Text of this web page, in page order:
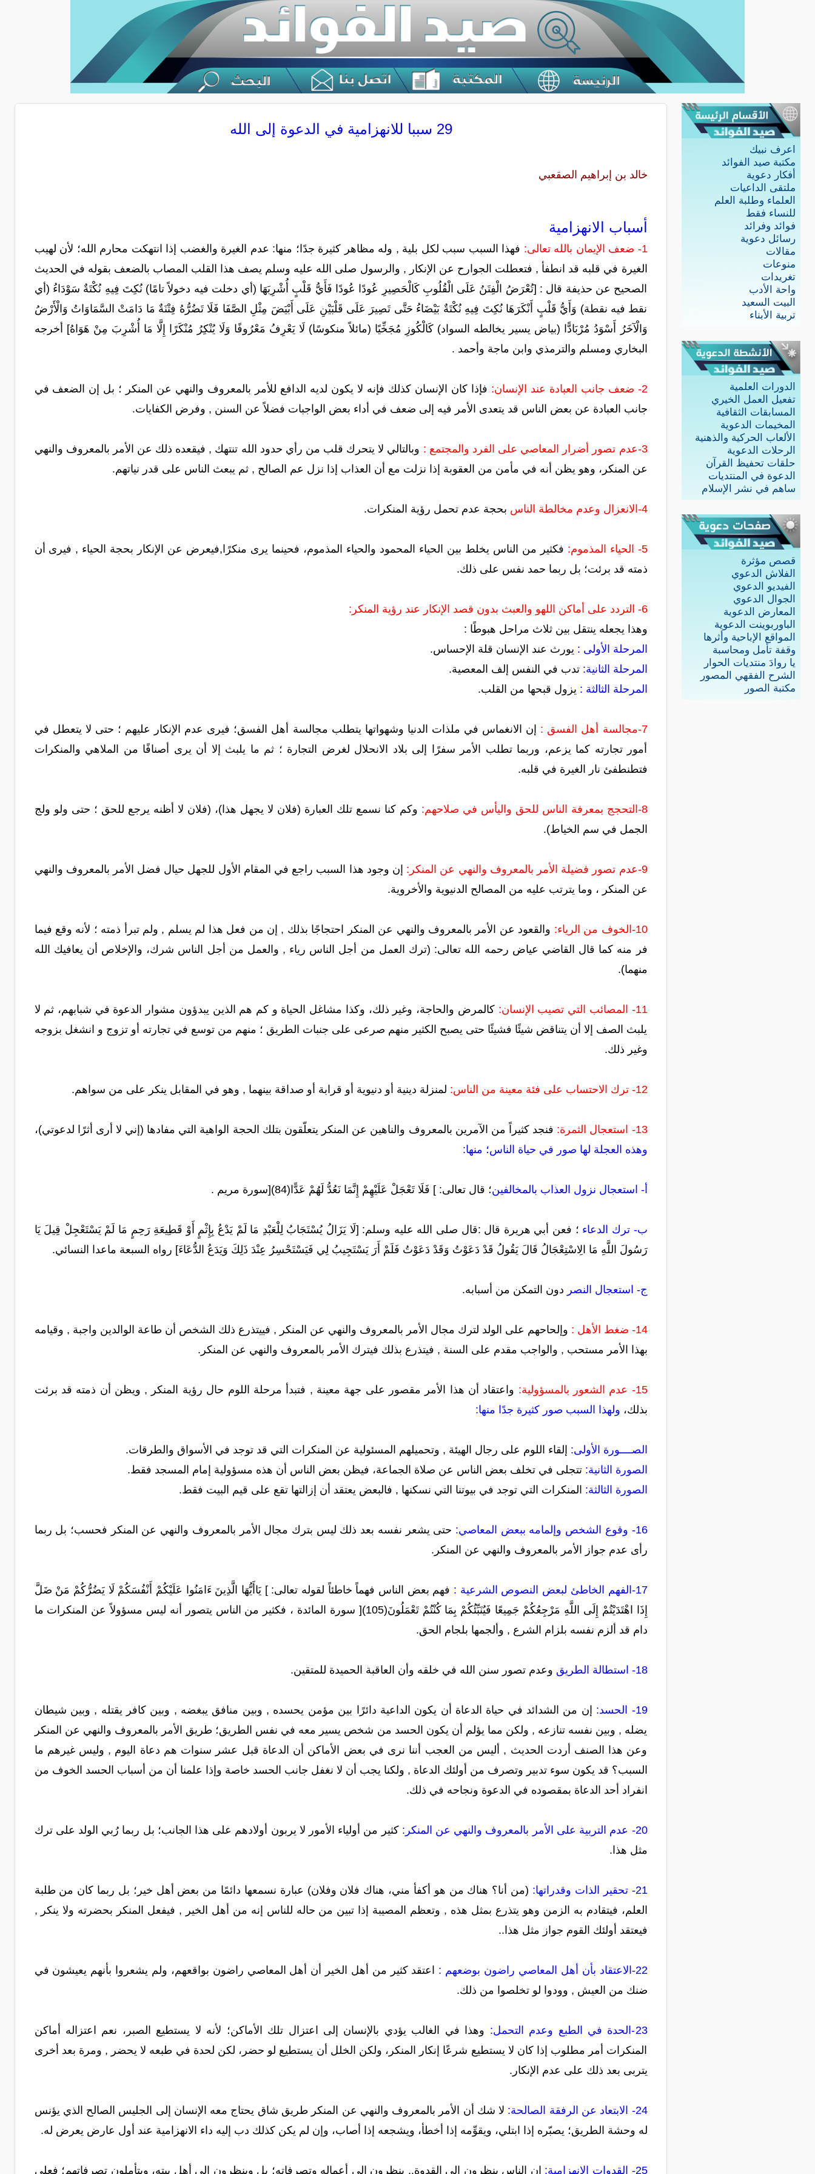
اعرف نبيك
مكتبة صيد الفوائد
أفكار دعوية
ملتقى الداعيات
العلماء وطلبة العلم
للنساء فقط
فوائد وفرائد
رسائل دعوية
مقالات
منوعات
تغريدات
واحة الأدب
البيت السعيد
تربية الأبناء
الدورات العلمية
تفعيل العمل الخيري
المسابقات الثقافية
المخيمات الدعوية
الألعاب الحركية والذهنية
الرحلات الدعوية
حلقات تحفيظ القرآن
الدعوة في المنتديات
ساهم في نشر الإسلام
قصص مؤثرة
الفلاش الدعوي
الفيديو الدعوي
الجوال الدعوي
المعارض الدعوية
الباوربوينت الدعوية
المواقع الإباحية وأثرها
وقفة تأمل ومحاسبة
يا روادَ منتديات الحوار
الشرح الفقهي المصور
مكتبة الصور
29 سببا للانهزامية في الدعوة إلى الله
خالد بن إبراهيم الصقعبي
أسباب الانهزامية
1- ضعف الإيمان بالله تعالى:
فهذا السبب سبب لكل بلية , وله مظاهر كثيرة جدًا؛ منها: عدم الغيرة والغضب إذا انتهكت محارم الله؛ لأن لهيب
الغيرة في قلبه قد انطفأ , فتعطلت الجوارح عن الإنكار , والرسول صلى الله عليه وسلم يصف هذا القلب المصاب بالضعف بقوله في الحديث
الصحيح عن حذيفة قال : [تُعْرَضُ الْفِتَنُ عَلَى الْقُلُوبِ كَالْحَصِيرِ عُودًا عُودًا فَأَيُّ قَلْبٍ أُشْرِبَهَا (أي دخلت فيه دخولاً تامًا) نُكِتَ فِيهِ نُكْتَةٌ سَوْدَاءُ (أي
نقط فيه نقطة) وَأَيُّ قَلْبٍ أَنْكَرَهَا نُكِتَ فِيهِ نُكْتَةٌ بَيْضَاءُ حَتَّى تَصِيرَ عَلَى قَلْبَيْنِ عَلَى أَبْيَضَ مِثْلِ الصَّفَا فَلَا تَضُرُّهُ فِتْنَةٌ مَا دَامَتْ السَّمَاوَاتُ وَالْأَرْضُ
وَالْآخَرُ أَسْوَدُ مُرْبَادًّا (بياض يسير يخالطه السواد) كَالْكُوزِ مُجَخِّيًا (مائلاً منكوسًا) لَا يَعْرِفُ مَعْرُوفًا وَلَا يُنْكِرُ مُنْكَرًا إِلَّا مَا أُشْرِبَ مِنْ هَوَاهُ] أخرجه
البخاري ومسلم والترمذي وابن ماجة وأحمد .
2- ضعف جانب العبادة عند الإنسان:
فإذا كان الإنسان كذلك فإنه لا يكون لديه الدافع للأمر بالمعروف والنهي عن المنكر ؛ بل إن الضعف في
جانب العبادة عن بعض الناس قد يتعدى الأمر فيه إلى ضعف في أداء بعض الواجبات فضلاً عن السنن , وفرض الكفايات.
3-عدم تصور أضرار المعاصي على الفرد والمجتمع :
وبالتالي لا يتحرك قلب من رأي حدود الله تنتهك , فيقعده ذلك عن الأمر بالمعروف والنهي
عن المنكر، وهو يظن أنه في مأمن من العقوبة إذا نزلت مع أن العذاب إذا نزل عم الصالح , ثم يبعث الناس على قدر نياتهم.
4-الانعزال وعدم مخالطة الناس بحجة عدم تحمل رؤية المنكرات.
5- الحياء المذموم:
فكثير من الناس يخلط بين الحياء المحمود والحياء المذموم، فحينما يرى منكرًا,فيعرض عن الإنكار بحجة الحياء , فيرى أن
ذمته قد برئت؛ بل ربما حمد نفس على ذلك.
6- التردد على أماكن اللهو والعبث بدون قصد الإنكار عند رؤية المنكر:
وهذا يجعله ينتقل بين ثلاث مراحل هبوطًا :
المرحلة الأولى : يورث عند الإنسان قلة الإحساس.
المرحلة الثانية: تدب في النفس إلف المعصية.
المرحلة الثالثة : يزول قبحها من القلب.
7-مجالسة أهل الفسق :
إن الانغماس في ملذات الدنيا وشهواتها يتطلب مجالسة أهل الفسق؛ فيرى عدم الإنكار عليهم ؛ حتى لا يتعطل في
أمور تجارته كما يزعم، وربما تطلب الأمر سفرًا إلى بلاد الانحلال لغرض التجارة ؛ ثم ما يلبث إلا أن يرى أصنافًا من الملاهي والمنكرات
فتطنطفئ نار الغيرة في قلبه.
8-التحجج بمعرفة الناس للحق واليأس في صلاحهم:
وكم كنا نسمع تلك العبارة (فلان لا يجهل هذا)، (فلان لا أظنه يرجع للحق ؛ حتى ولو ولج
الجمل في سم الخياط).
9-عدم تصور فضيلة الأمر بالمعروف والنهي عن المنكر:
إن وجود هذا السبب راجع في المقام الأول للجهل حيال فضل الأمر بالمعروف والنهي
عن المنكر ، وما يترتب عليه من المصالح الدنيوية والأخروية.
10-الخوف من الرياء:
والقعود عن الأمر بالمعروف والنهي عن المنكر احتجاجًا بذلك , إن من فعل هذا لم يسلم , ولم تبرأ ذمته ؛ لأنه وقع فيما
فر منه كما قال القاضي عياض رحمه الله تعالى: (ترك العمل من أجل الناس رياء , والعمل من أجل الناس شرك، والإخلاص أن يعافيك الله
منهما).
11- المصائب التي تصيب الإنسان:
كالمرض والحاجة، وغير ذلك، وكذا مشاغل الحياة و كم هم الذين يبدؤون مشوار الدعوة في شبابهم، ثم لا
يلبث الصف إلا أن يتناقض شيئًا فشيئًا حتى يصبح الكثير منهم صرعى على جنبات الطريق ؛ منهم من توسع في تجارته أو تزوج و انشغل بزوجه
وغير ذلك.
12- ترك الاحتساب على فئة معينة من الناس: لمنزلة دينية أو دنيوية أو قرابة أو صداقة بينهما , وهو في المقابل ينكر على من سواهم.
13- استعجال الثمرة:
فنجد كثيراً من الآمرين بالمعروف والناهين عن المنكر يتعلّقون بتلك الحجة الواهية التي مفادها (إني لا أرى أثرًا لدعوتي)،
وهذه العجلة لها صور في حياة الناس؛ منها:
أ- استعجال نزول العذاب بالمخالفين؛ قال تعالى: ] فَلَا تَعْجَلْ عَلَيْهِمْ إِنَّمَا نَعُدُّ لَهُمْ عَدًّا(84)[سورة مريم .
ب- ترك الدعاء ؛ فعن أبي هريرة قال :قال صلى الله عليه وسلم: [لَا يَزَالُ يُسْتَجَابُ لِلْعَبْدِ مَا لَمْ يَدْعُ بِإِثْمٍ أَوْ قَطِيعَةِ رَحِمٍ مَا لَمْ يَسْتَعْجِلْ قِيلَ يَا
رَسُولَ اللَّهِ مَا الِاسْتِعْجَالُ قَالَ يَقُولُ قَدْ دَعَوْتُ وَقَدْ دَعَوْتُ فَلَمْ أَرَ يَسْتَجِيبُ لِي فَيَسْتَحْسِرُ عِنْدَ ذَلِكَ وَيَدَعُ الدُّعَاءَ] رواه السبعة ماعدا النسائي.
ج- استعجال النصر دون التمكن من أسبابه.
14- ضغط الأهل :
وإلحاحهم على الولد لترك مجال الأمر بالمعروف والنهي عن المنكر , فييتذرع ذلك الشخص أن طاعة الوالدين واجبة , وقيامه
بهذا الأمر مستحب , والواجب مقدم على السنة , فيتذرع بذلك فيترك الأمر بالمعروف والنهي عن المنكر.
15- عدم الشعور بالمسؤولية:
واعتقاد أن هذا الأمر مقصور على جهة معينة , فتبدأ مرحلة اللوم حال رؤية المنكر , ويظن أن ذمته قد برئت
بذلك، ولهذا السبب صور كثيرة جدًا منها:
الصــــورة الأولى: إلقاء اللوم على رجال الهيئة , وتحميلهم المسئولية عن المنكرات التي قد توجد في الأسواق والطرقات.
الصورة الثانية: تتجلى في تخلف بعض الناس عن صلاة الجماعة، فيظن بعض الناس أن هذه مسؤولية إمام المسجد فقط.
الصورة الثالثة: المنكرات التي توجد في بيوتنا التي نسكنها , فالبعض يعتقد أن إزالتها تقع على قيم البيت فقط.
16- وقوع الشخص وإلمامه ببعض المعاصي:
حتى يشعر نفسه بعد ذلك ليس بترك مجال الأمر بالمعروف والنهي عن المنكر فحسب؛ بل ربما
رأى عدم جواز الأمر بالمعروف والنهي عن المنكر.
17-الفهم الخاطئ لبعض النصوص الشرعية :
فهم بعض الناس فهماً خاطئاً لقوله تعالى: ] يَاأَيُّهَا الَّذِينَ ءَامَنُوا عَلَيْكُمْ أَنْفُسَكُمْ لَا يَضُرُّكُمْ مَنْ ضَلَّ
إِذَا اهْتَدَيْتُمْ إِلَى اللَّهِ مَرْجِعُكُمْ جَمِيعًا فَيُنَبِّئُكُمْ بِمَا كُنْتُمْ تَعْمَلُونَ(105)[ سورة المائدة ، فكثير من الناس يتصور أنه ليس مسؤولاً عن المنكرات ما
دام قد ألزم نفسه بلزام الشرع , وألجمها بلجام الحق.
18- استطالة الطريق وعدم تصور سنن الله في خلقه وأن العاقبة الحميدة للمتقين.
19- الحسد:
إن من الشدائد في حياة الدعاة أن يكون الداعية دائرًا بين مؤمن يحسده , وبين منافق يبغضه , وبين كافر يقتله , وبين شيطان
يضله , وبين نفسه تنازعه , ولكن مما يؤلم أن يكون الحسد من شخص يسير معه في نفس الطريق؛ طريق الأمر بالمعروف والنهي عن المنكر
وعن هذا الصنف أردت الحديث , أليس من العجب أننا نرى في بعض الأماكن أن الدعاة قبل عشر سنوات هم دعاة اليوم , وليس غيرهم ما
السبب؟ قد يكون سوء تدبير وتصرف من أولئك الدعاة , ولكنا يجب أن لا نغفل جانب الحسد خاصة وإذا علمنا أن من أسباب الحسد الخوف من
انفراد أحد الدعاة بمقصوده في الدعوة ونجاحه في ذلك.
20- عدم التربية على الأمر بالمعروف والنهي عن المنكر:
كثير من أولياء الأمور لا يربون أولادهم على هذا الجانب؛ بل ربما رُبي الولد على ترك
مثل هذا.
21- تحقير الذات وقدراتها:
(من أنا؟ هناك من هو أكفأ مني، هناك فلان وفلان) عبارة نسمعها دائمًا من بعض أهل خير؛ بل ربما كان من طلبة
العلم، فيتقادم به الزمن وهو يتذرع بمثل هذه , وتعظم المصيبة إذا تبين من حاله للناس إنه من أهل الخير , فيفعل المنكر بحضرته ولا ينكر ,
فيعتقد أولئك القوم جواز مثل هذا..
22-الاعتقاد بأن أهل المعاصي راضون بوضعهم :
اعتقد كثير من أهل الخير أن أهل المعاصي راضون بواقعهم، ولم يشعروا بأنهم يعيشون في
ضنك من العيش , وودوا لو تخلصوا من ذلك.
23-الحدة في الطبع وعدم التحمل:
وهذا في الغالب يؤدي بالإنسان إلى اعتزال تلك الأماكن؛ لأنه لا يستطيع الصبر، نعم اعتزاله أماكن
المنكرات أمر مطلوب إذا كان لا يستطيع شرعًا إنكار المنكر، ولكن الخلل أن يستطيع لو حضر، لكن لحدة في طبعه لا يحضر , ومرة بعد أخرى
يتربى بعد ذلك على عدم الإنكار.
24- الابتعاد عن الرفقة الصالحة:
لا شك أن الأمر بالمعروف والنهي عن المنكر طريق شاق يحتاج معه الإنسان إلى الجليس الصالح الذي يؤنس
له وحشة الطريق؛ يصبّره إذا ابتلي، ويقوِّمه إذا أخطأ، ويشجعه إذا أصاب، وإن لم يكن كذلك دب إليه داء الانهزامية عند أول عارض يعرض له.
25- القدوات الانهزامية: إن الناس ينظرون إلى القدوة.. ينظرون إلى أعماله وتصرفاته؛ بل وينظرون إلى أهل بيته، ويتأملون تصرفاتهم؛ فعلى